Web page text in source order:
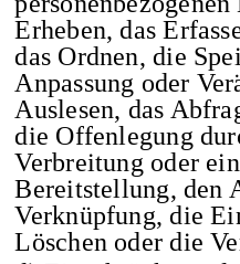
Erheben, das
das Ordnen, die
Anpassung oder
Auslesen, das
die Offenlegung
Verbreitung oder
Bereitstellung, den
Verknüpfung, die
Löschen oder die